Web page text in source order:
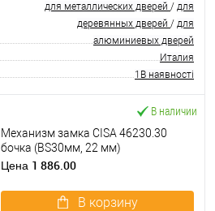
для металлических дверей / для
деревянных дверей / для
алюминиевых дверей
Италия
1В наявності
В наличии
Механизм замка CISA 46230.30
бочка (BS30мм, 22 мм)
нержавеющая сталь
Цена 1 886.00
В корзину